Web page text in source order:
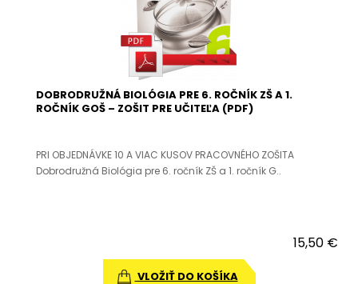
DOBRODRUŽNÁ BIOLÓGIA PRE 6. ROČNÍK ZŠ A 1.
ROČNÍK GOŠ – ZOŠIT PRE UČITEĽA (PDF)
PRI OBJEDNÁVKE 10 A VIAC KUSOV PRACOVNÉHO ZOŠITA
Dobrodružná Biológia pre 6. ročník ZŠ a 1. ročník G..
15,50 €
VLOŽIŤ DO KOŠÍKA